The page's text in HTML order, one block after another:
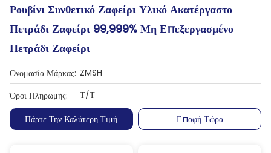
Ρουβίνι Συνθετικό Ζαφείρι Υλικό Ακατέργαστο
Πετράδι Ζαφείρι 99,999% Μη Επεξεργασμένο
Πετράδι Ζαφείρι
Ονομασία Μάρκας: ZMSH
Όροι Πληρωμής:
Τ/Τ
Πάρτε Την Καλύτερη Τιμή
Επαφή Τώρα